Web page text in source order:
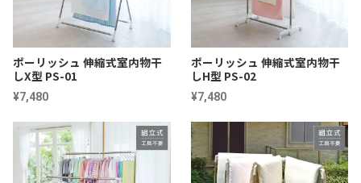
ポーリッシュ 伸縮式室内物干
しX型 PS-01
¥7,480
ポーリッシュ 伸縮式室内物干
しH型 PS-02
¥7,480